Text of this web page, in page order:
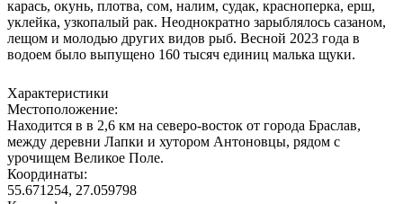
карась, окунь, плотва, сом, налим, судак, красноперка, ерш,
уклейка, узкопалый рак. Неоднократно зарыблялось сазаном,
лещом и молодью других видов рыб. Весной 2023 года в
водоем было выпущено 160 тысяч единиц малька щуки.
Характеристики
Местоположение:
Находится в в 2,6 км на северо-восток от города Браслав,
между деревни Лапки и хутором Антоновцы, рядом с
урочищем Великое Поле.
Координаты:
55.671254, 27.059798